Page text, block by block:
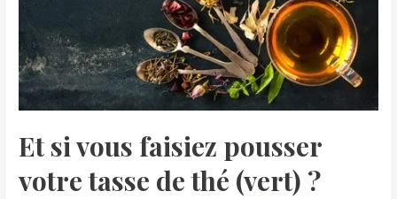
Et si vous faisiez pousser
votre tasse de thé (vert) ?